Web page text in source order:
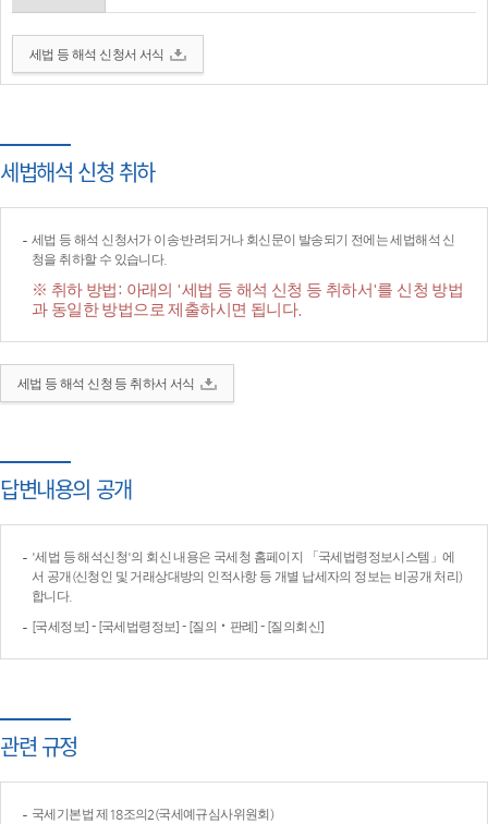
세법 등 해석 신청서 서식
세법해석 신청 취하
세법 등 해석 신청서가 이송·반려되거나 회신문이 발송되기 전에는 세법해석 신
청을 취하할 수 있습니다.
※ 취하 방법: 아래의 '세법 등 해석 신청 등 취하서'를 신청 방법
과 동일한 방법으로 제출하시면 됩니다.
세법 등 해석 신청 등 취하서 서식
답변내용의 공개
'세법 등 해석신청'의 회신 내용은 국세청 홈페이지 「국세법령정보시스템」에
서 공개(신청인 및 거래상대방의 인적사항 등 개별 납세자의 정보는 비공개 처리)
합니다.
[국세정보] - [국세법령정보] - [질의‧판례] - [질의회신]
관련 규정
국세기본법 제18조의2(국세예규심사위원회)